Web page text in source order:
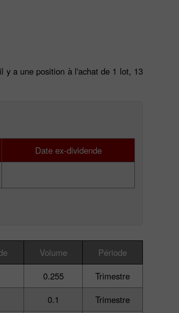
y a une position à l'achat de 1 lot, 13
Date ex-dividende
Volume
Période
0.255
Trimestre
0.1
Trimestre